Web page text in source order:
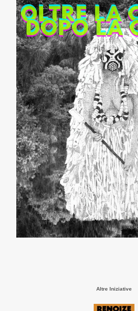
Altre Iniziative